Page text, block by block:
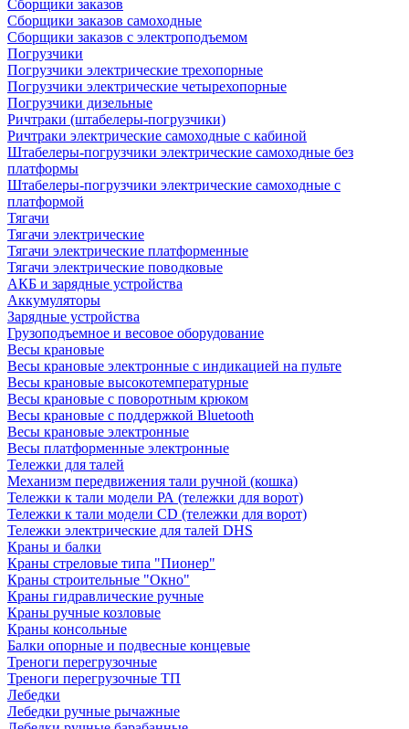
Сборщики заказов
Сборщики заказов самоходные
Сборщики заказов с электроподъемом
Погрузчики
Погрузчики электрические трехопорные
Погрузчики электрические четырехопорные
Погрузчики дизельные
Ричтраки (штабелеры-погрузчики)
Ричтраки электрические самоходные с кабиной
Штабелеры-погрузчики электрические самоходные без
платформы
Штабелеры-погрузчики электрические самоходные с
платформой
Тягачи
Тягачи электрические
Тягачи электрические платформенные
Тягачи электрические поводковые
АКБ и зарядные устройства
Аккумуляторы
Зарядные устройства
Грузоподъемное и весовое оборудование
Весы крановые
Весы крановые электронные с индикацией на пульте
Весы крановые высокотемпературные
Весы крановые с поворотным крюком
Весы крановые с поддержкой Bluetooth
Весы крановые электронные
Весы платформенные электронные
Тележки для талей
Механизм передвижения тали ручной (кошка)
Тележки к тали модели РА (тележки для ворот)
Тележки к тали модели CD (тележки для ворот)
Тележки электрические для талей DHS
Краны и балки
Краны стреловые типа "Пионер"
Краны строительные "Окно"
Краны гидравлические ручные
Краны ручные козловые
Краны консольные
Балки опорные и подвесные концевые
Треноги перегрузочные
Треноги перегрузочные ТП
Лебедки
Лебедки ручные рычажные